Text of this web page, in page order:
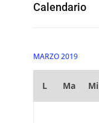
Calendario
MARZO 2019
L Ma Mi